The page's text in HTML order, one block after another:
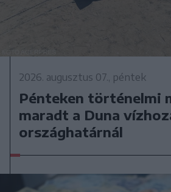
2026. augusztus 07., péntek
Pénteken történelmi
maradt a Duna
országhatárnál